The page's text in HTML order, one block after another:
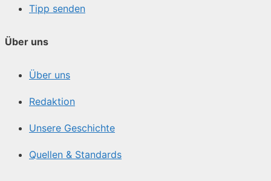
Tipp senden
Über uns
Über uns
Redaktion
Unsere Geschichte
Quellen & Standards